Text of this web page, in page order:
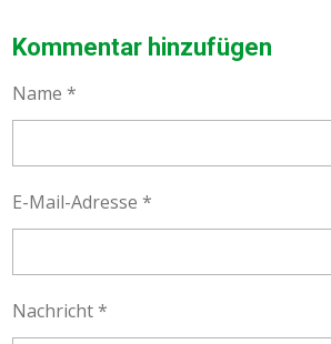
L
E
L
E
L
E
Kommentar hinzufügen
Name *
E-Mail-Adresse *
Nachricht *